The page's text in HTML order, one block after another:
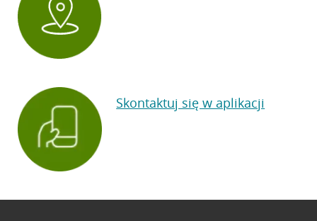
Skontaktuj się w aplikacji